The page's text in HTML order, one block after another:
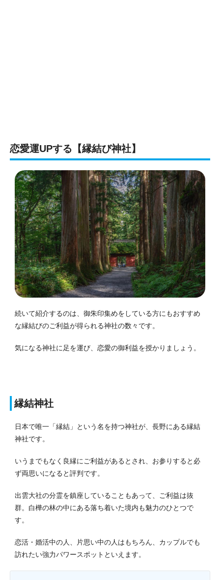
恋愛運UPする【縁結び神社】
続いて紹介するのは、御朱印集めをしている方にもおすすめ
な縁結びのご利益が得られる神社の数々です。
気になる神社に足を運び、恋愛の御利益を授かりましょう。
縁結神社
日本で唯一「縁結」という名を持つ神社が、長野にある縁結
神社です。
いうまでもなく良縁にご利益があるとされ、お参りすると必
ず両思いになると評判です。
出雲大社の分霊を鎮座していることもあって、ご利益は抜
群。白樺の林の中にある落ち着いた境内も魅力のひとつで
す。
恋活・婚活中の人、片思い中の人はもちろん、カップルでも
訪れたい強力パワースポットといえます。